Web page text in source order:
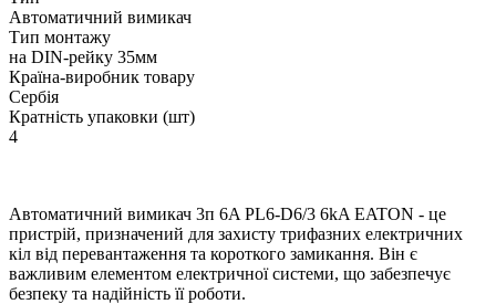
Автоматичний вимикач
Тип монтажу
на DIN-рейку 35мм
Країна-виробник товару
Сербія
Кратність упаковки (шт)
4
Автоматичний вимикач 3п 6A PL6-D6/3 6kA EATON - це
пристрій, призначений для захисту трифазних електричних
кіл від перевантаження та короткого замикання. Він є
важливим елементом електричної системи, що забезпечує
безпеку та надійність її роботи.